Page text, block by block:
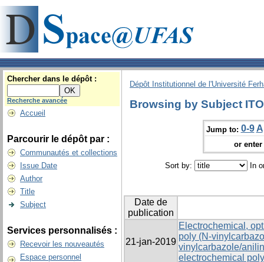
Chercher dans le dépôt :
Recherche avancée
Accueil
Parcourir le dépôt par :
Communautés et collections
Issue Date
Author
Title
Subject
Services personnalisés :
Recevoir les nouveautés
Espace personnel
Dépôt Institutionnel de l'Université
Browsing by Subject ITO
Jump to: 0-9 A
or
Sort by: In
Date de
publication
21-jan-2019
Electrochemical,
poly (N-
vinylcarbazole/
electrochemical